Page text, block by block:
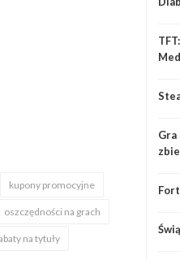
kupony promocyjne
oszczędności na grach
na tytuły